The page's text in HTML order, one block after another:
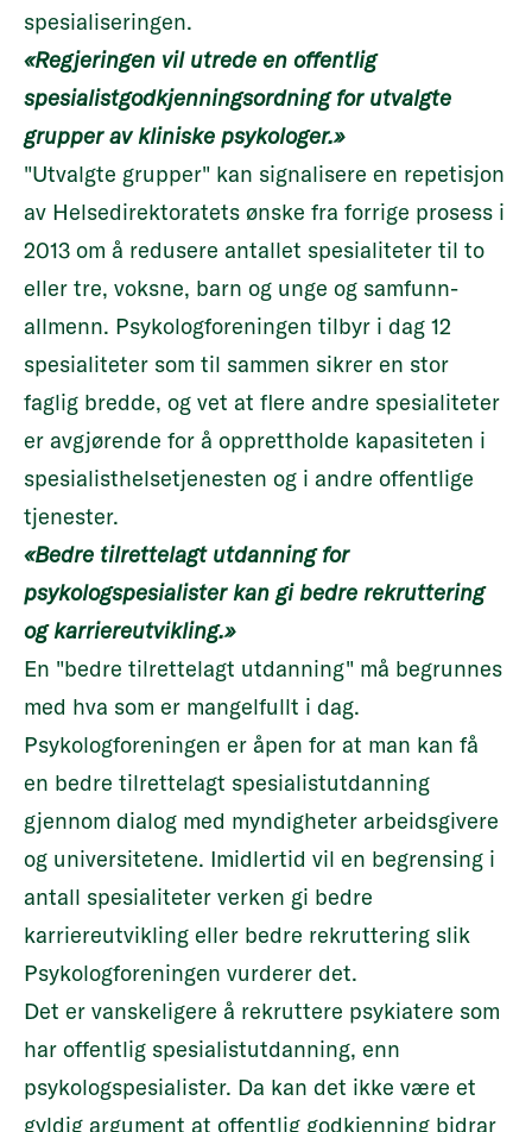
spesialiseringen.
«Regjeringen vil utrede en offentlig
spesialistgodkjenningsordning for utvalgte
grupper av kliniske psykologer.»
"Utvalgte grupper" kan signalisere en repetisjon
av Helsedirektoratets ønske fra forrige prosess i
2013 om å redusere antallet spesialiteter til to
eller tre, voksne, barn og unge og samfunn-
allmenn. Psykologforeningen tilbyr i dag 12
spesialiteter som til sammen sikrer en stor
faglig bredde, og vet at flere andre spesialiteter
er avgjørende for å opprettholde kapasiteten i
spesialisthelsetjenesten og i andre offentlige
tjenester.
«Bedre tilrettelagt utdanning for
psykologspesialister kan gi bedre rekruttering
og karriereutvikling.»
En "bedre tilrettelagt utdanning" må begrunnes
med hva som er mangelfullt i dag.
Psykologforeningen er åpen for at man kan få
en bedre tilrettelagt spesialistutdanning
gjennom dialog med myndigheter arbeidsgivere
og universitetene. Imidlertid vil en begrensing i
antall spesialiteter verken gi bedre
karriereutvikling eller bedre rekruttering slik
Psykologforeningen vurderer det.
Det er vanskeligere å rekruttere psykiatere som
har offentlig spesialistutdanning, enn
psykologspesialister. Da kan det ikke være et
gyldig argument at offentlig godkjenning bidrar